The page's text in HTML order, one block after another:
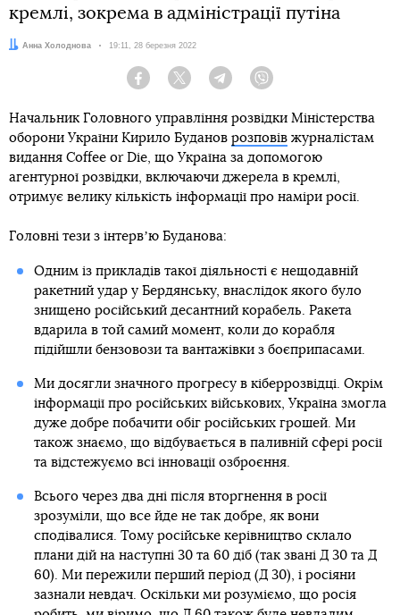
кремлі, зокрема в адміністрації путіна
Автор:
Анна Холоднова Дата:
19:11, 28 березня 2022
Facebook Twitter Telegram
Начальник Головного управління розвідки Міністерства
оборони України Кирило Буданов розповів журналістам
видання Coffee or Die, що Україна за допомогою
агентурної розвідки, включаючи джерела в кремлі,
отримує велику кількість інформації про наміри росії.
Головні тези з інтервʼю Буданова:
Одним із прикладів такої діяльності є нещодавній
ракетний удар у Бердянську, внаслідок якого було
знищено російський десантний корабель. Ракета
вдарила в той самий момент, коли до корабля
підійшли бензовози та вантажівки з боєприпасами.
Ми досягли значного прогресу в кіберрозвідці. Окрім
інформації про російських військових, Україна змогла
дуже добре побачити обіг російських грошей. Ми
також знаємо, що відбувається в паливній сфері росії
та відстежуємо всі інновації озброєння.
Всього через два дні після вторгнення в росії
зрозуміли, що все йде не так добре, як вони
сподівалися. Тому російське керівництво склало
плани дій на наступні 30 та 60 діб (так звані Д 30 та Д
60). Ми пережили перший період (Д 30), і росіяни
зазнали невдач. Оскільки ми розуміємо, що росія